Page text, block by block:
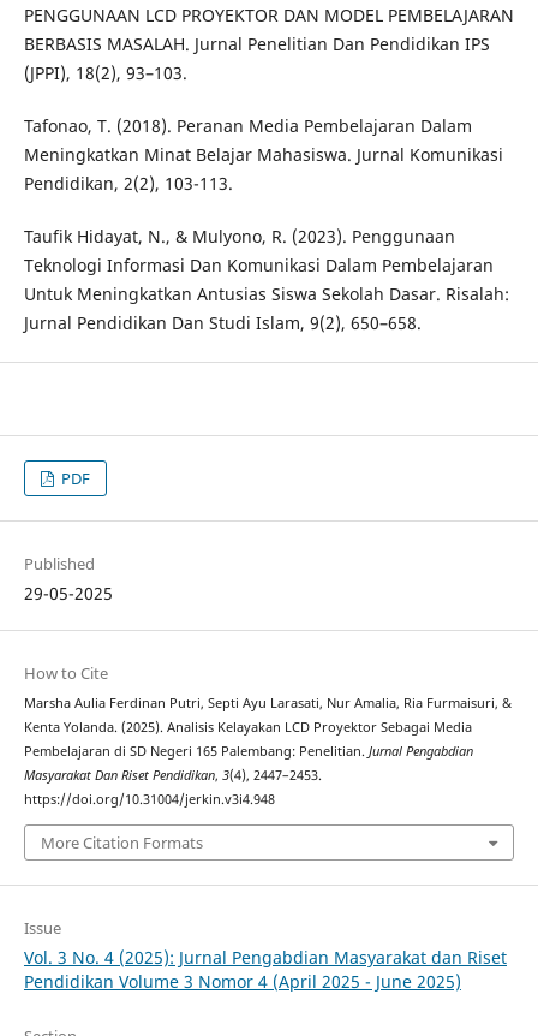
PENGGUNAAN LCD PROYEKTOR DAN MODEL PEMBELAJARAN
BERBASIS MASALAH. Jurnal Penelitian Dan Pendidikan IPS
(JPPI), 18(2), 93–103.
Tafonao, T. (2018). Peranan Media Pembelajaran Dalam
Meningkatkan Minat Belajar Mahasiswa. Jurnal Komunikasi
Pendidikan, 2(2), 103-113.
Taufik Hidayat, N., & Mulyono, R. (2023). Penggunaan
Teknologi Informasi Dan Komunikasi Dalam Pembelajaran
Untuk Meningkatkan Antusias Siswa Sekolah Dasar. Risalah:
Jurnal Pendidikan Dan Studi Islam, 9(2), 650–658.
PDF
Published
29-05-2025
How to Cite
Marsha Aulia Ferdinan Putri, Septi Ayu Larasati, Nur Amalia, Ria Furmaisuri, &
Kenta Yolanda. (2025). Analisis Kelayakan LCD Proyektor Sebagai Media
Pembelajaran di SD Negeri 165 Palembang: Penelitian. Jurnal Pengabdian
Masyarakat Dan Riset Pendidikan, 3(4), 2447–2453.
https://doi.org/10.31004/jerkin.v3i4.948
More Citation Formats
Issue
Vol. 3 No. 4 (2025): Jurnal Pengabdian Masyarakat dan Riset
Pendidikan Volume 3 Nomor 4 (April 2025 - June 2025)